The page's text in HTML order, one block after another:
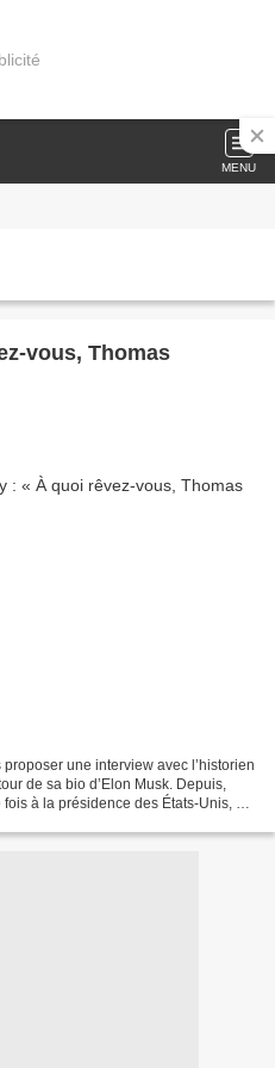
MENU
vous, Thomas
une interview avec l’historien
de sa bio d’Elon Musk. Depuis,
à la présidence des États-Unis, et